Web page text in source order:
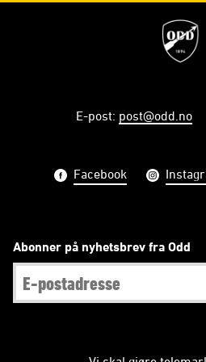
E-post: post@odd.no
Facebook
Abonner på nyhetsbrev fra Odd